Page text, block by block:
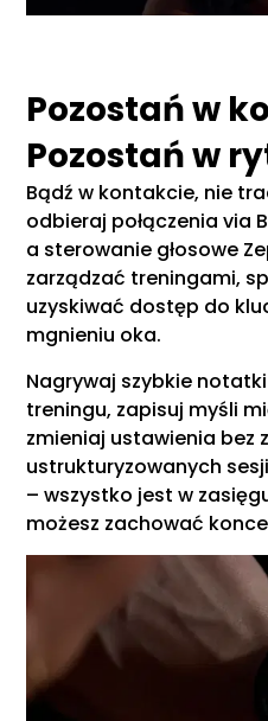
Pozostań w
Pozostań w
Bądź w kontakcie, nie
odbieraj połączenia via
a sterowanie głosowe
zarządzać treningami,
uzyskiwać dostęp do
mgnieniu oka.
Nagrywaj szybkie
treningu, zapisuj myśli
zmieniaj ustawienia bez
ustrukturyzowanych
– wszystko jest w
możesz zachować